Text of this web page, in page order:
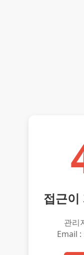
접근이
관리
Email